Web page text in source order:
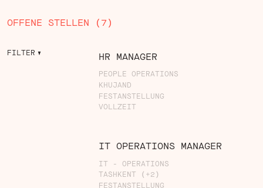
OFFENE STELLEN ( 7 )
FILTER HR MANAGER
HR MANAGER
PEOPLE OPERATIONS
KHUJAND
FESTANSTELLUNG
VOLLZEIT
IT OPERATIONS MANAGER
IT OPERATIONS
IT - OPERATIONS
TASHKENT (+2)
FESTANSTELLUNG